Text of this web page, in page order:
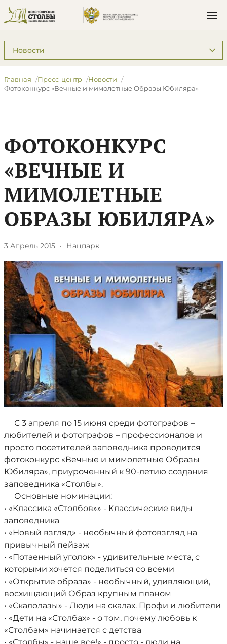
Подразделы: Пресс-центр
Главная Пресс-центр
Новости
Фотоконкурс «Вечные и мимолетные Образы Юбиляра»
ФОТОКОНКУРС
«ВЕЧНЫЕ И
МИМОЛЕТНЫЕ
ОБРАЗЫ ЮБИЛЯРА»
3 Апрель 2015 · Нацпарк
С 3 апреля по 15 июня среди фотографов –
любителей и фотографов – профессионалов и
просто посетителей заповедника проводится
фотоконкурс «Вечные и мимолетные Образы
Юбиляра», приуроченный к 90-летию создания
заповедника «Столбы».
Основные номинации:
• «Классика «Столбов»» - Классические виды
заповедника
• «Новый взгляд» - необычный фотовзгляд на
привычный пейзаж
• «Потаенный уголок» - удивительные места, с
которыми хочется поделиться со всеми
• «Открытие образа» - необычный, удивляющий,
восхищающий Образ крупным планом
• «Скалолазы» - Люди на скалах. Профи и любители
• «Дети на «Столбах» - о том, почему любовь к
«Столбам» начинается с детства